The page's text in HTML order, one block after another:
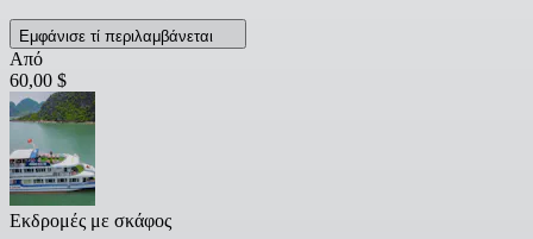
Εμφάνισε τί περιλαμβάνεται
Από
60,00 $
Εκδρομές με σκάφος